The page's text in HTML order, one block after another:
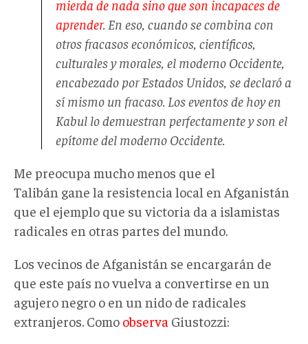
mierda de nada sino que son incapaces de
aprender. En eso, cuando se combina con
otros fracasos económicos, científicos,
culturales y morales, el moderno Occidente,
encabezado por Estados Unidos, se declaró a
sí mismo un fracaso. Los eventos de hoy en
Kabul lo demuestran perfectamente y son el
epítome del moderno Occidente.
Me preocupa mucho menos que el
Talibán gane la resistencia local en Afganistán
que el ejemplo que su victoria da a islamistas
radicales en otras partes del mundo.
Los vecinos de Afganistán se encargarán de
que este país no vuelva a convertirse en un
agujero negro o en un nido de radicales
extranjeros. Como observa Giustozzi: